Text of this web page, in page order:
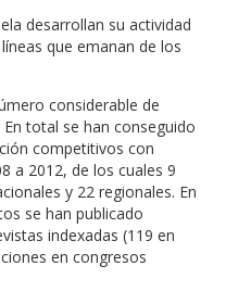
desarrollan su actividad
que emanan de los
considerable de
total se han conseguido
competitivos con
a 2012, de los cuales 9
y 22 regionales. En
se han publicado
indexadas (119 en
en congresos